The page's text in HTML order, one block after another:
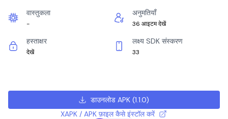
वास्तुकला
-
अनुमतियाँ
36 आइटम देखें
हस्ताक्षर
देखें
लक्ष्य SDK संस्करण
33
डाउनलोड APK (1.1.0)
XAPK / APK फ़ाइल कैसे इंस्टॉल करें